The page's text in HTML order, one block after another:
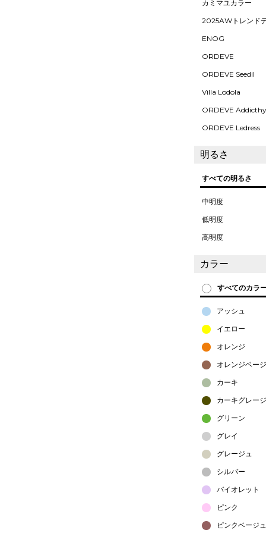
カミマユカラー
2025AWトレンド
ENOG
ORDEVE
ORDEVE Seedil
Villa Lodola
ORDEVE Addicthy
ORDEVE Ledress
明るさ
すべての明るさ
中明度
低明度
高明度
カラー
すべてのカラ
アッシュ
イエロー
オレンジ
オレンジベー
カーキ
カーキグレー
グリーン
グレイ
グレージュ
シルバー
バイオレット
ピンク
ピンクベージュ